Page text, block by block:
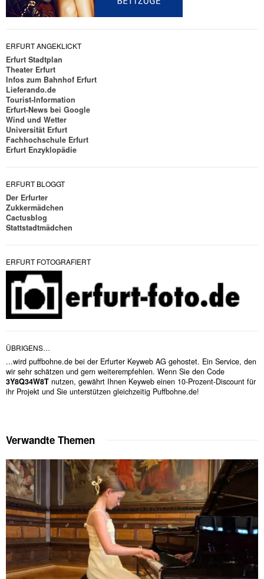
ERFURT ANGEKLICKT
Erfurt Stadtplan
Theater Erfurt
Infos zum Bahnhof Erfurt
Lieferando.de
Tourist-Information
Erfurt-News bei Google
Wind und Wetter
Universität Erfurt
Fachhochschule Erfurt
Erfurt Enzyklopädie
ERFURT BLOGGT
Der Erfurter
Zukkermädchen
Cactusblog
Stattstadtmädchen
ERFURT FOTOGRAFIERT
ÜBRIGENS…
...wird puffbohne.de bei der Erfurter Keyweb AG gehostet. Ein Service, den
wir sehr schätzen und gern weiterempfehlen. Wenn Sie den Code
3Y8Q34W8T nutzen, gewährt Ihnen Keyweb einen 10-Prozent-Discount für
ihr Projekt und Sie unterstützen gleichzeitig Puffbohne.de!
Verwandte Themen